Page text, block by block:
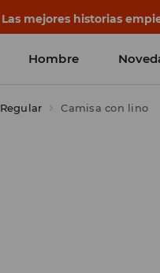
Las mejores historias
Hombre
Regular Camisa con lino